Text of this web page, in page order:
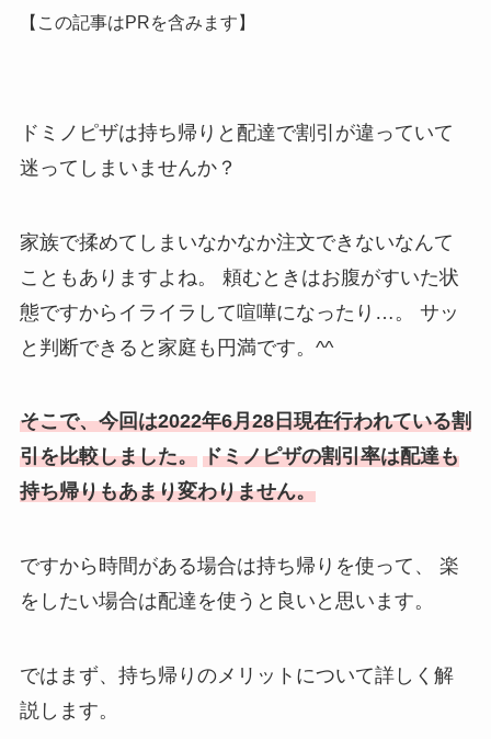
【この記事はPRを含みます】
ドミノピザは持ち帰りと配達で割引が違っていて
迷ってしまいませんか？
家族で揉めてしまいなかなか注文できないなんて
こともありますよね。
頼むときはお腹がすいた状
態ですからイライラして喧嘩になったり…。
サッ
と判断できると家庭も円満です。^^
そこで、今回は2022年6月28日現在行われている割
引を比較しました。 ドミノピザの割引率は配達も
持ち帰りもあまり変わりません。
ですから時間がある場合は持ち帰りを使って、
楽
をしたい場合は配達を使うと良いと思います。
ではまず、持ち帰りのメリットについて詳しく解
説します。